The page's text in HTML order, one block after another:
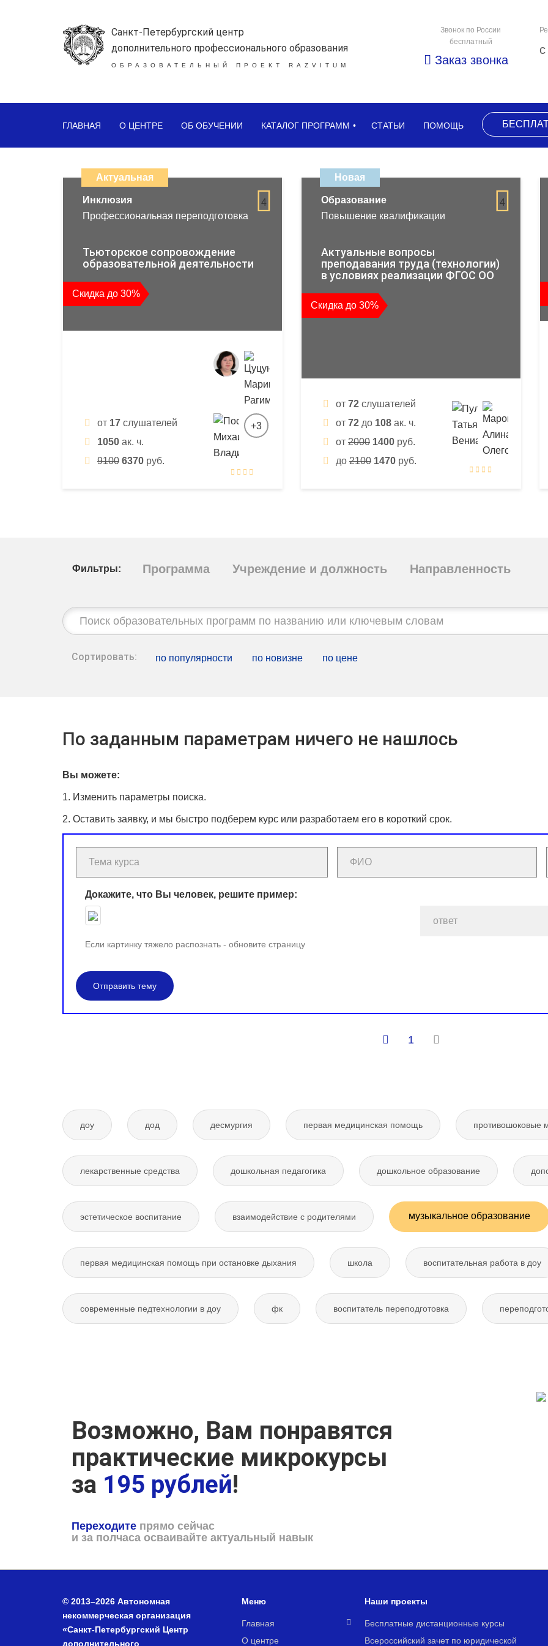
Санкт-Петербургский центр
дополнительного профессионального образования
ОБРАЗОВАТЕЛЬНЫЙ ПРОЕКТ RAZVITUM
Звонок по России
бесплатный
Заказ звонка
ГЛАВНАЯ О ЦЕНТРЕ ОБ ОБУЧЕНИИ КАТАЛОГ ПРОГРАММ СТАТЬИ ПОМОЩЬ
дистанционных
образовательных
повышения
квалификации
и
профессиональной
переподготовки
Актуальная
4
Инклюзия
Профессиональная переподготовка
Тьюторское сопровождение
образовательной деятельности
Скидка до 30%
от 17 слушателей
1050 ак. ч.
9100 6370 руб.
+3
Новая
4
Образование
Повышение квалификации
Актуальные вопросы
преподавания труда (технологии)
в условиях реализации ФГОС ОО
Скидка до 30%
от 72 слушателей
от 72 до 108 ак. ч.
от 2000 1400 руб.
до 2100 1470 руб.
Фильтры: Программа Учреждение и должность Направленность
Строка
поиска:
Сортировать: по популярности по новизне по цене
По заданным параметрам ничего не нашлось
Вы можете:
1. Изменить параметры поиска.
2. Оставить заявку, и мы быстро подберем курс или разработаем его в короткий срок.
Докажите, что Вы человек, решите пример:
Если картинку тяжело распознать - обновите страницу
Отправить тему
1
доу дод десмургия первая медицинская помощь противошоковые
лекарственные средства дошкольная педагогика дошкольное образование
эстетическое воспитание взаимодействие с родителями музыкальное образование
первая медицинская помощь при остановке дыхания школа воспитательная работа в доу
современные педтехнологии в доу фк воспитатель переподготовка
Возможно, Вам понравятся
практические микрокурсы
за 195 рублей!
Переходите прямо сейчас
и за полчаса осваивайте актуальный навык
© 2013–2026 Автономная
некоммерческая организация
«Санкт-Петербургский Центр
дополнительного
Меню
Главная
О центре
Наши проекты
Бесплатные дистанционные курсы
Всероссийский зачет по юридической